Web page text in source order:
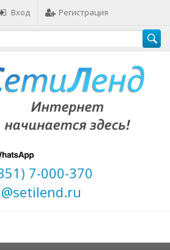
Вход Регистрация
7-000-370